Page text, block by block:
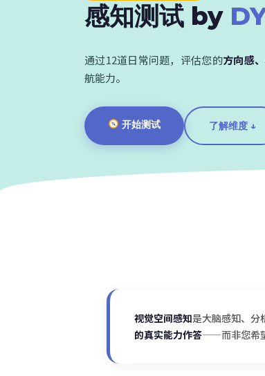
感知测试 by
通过12道日常问题，评估您的方向感
航能力。
开始测试 了解维度 ↓
视觉空间感知是大脑感知、分
的真实能力作答——而非您希